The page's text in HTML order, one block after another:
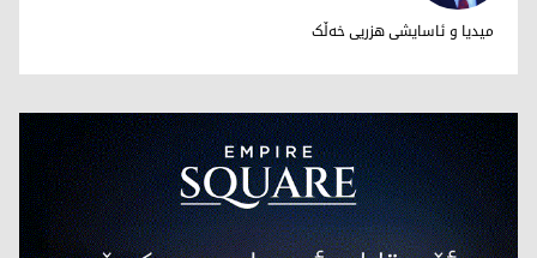
بەختیار شاخی
میدیا و ئاسایشی هزریی خەڵک